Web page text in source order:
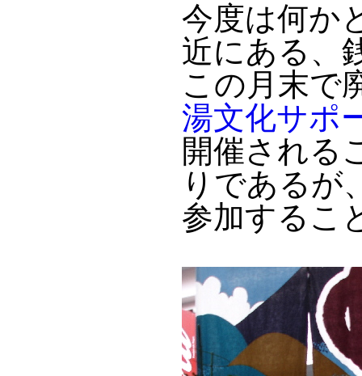
今度は何か
近にある、
この月末で
湯文化サポ
開催される
りであるが
参加するこ